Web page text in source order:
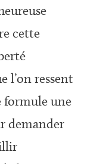
cette
l’on ressent
formule une
demander